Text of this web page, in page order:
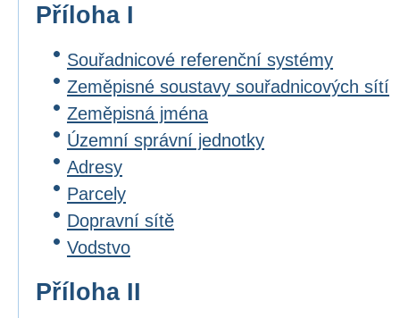
Příloha I
Souřadnicové referenční systémy
Zeměpisné soustavy souřadnicových sítí
Zeměpisná jména
Územní správní jednotky
Adresy
Parcely
Dopravní sítě
Vodstvo
Příloha II